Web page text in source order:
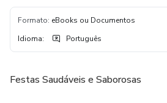
Formato: eBooks ou Documentos
Idioma: Português
Festas Saudáveis e Saborosas